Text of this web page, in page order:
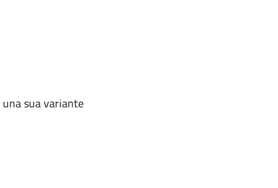
sua variante